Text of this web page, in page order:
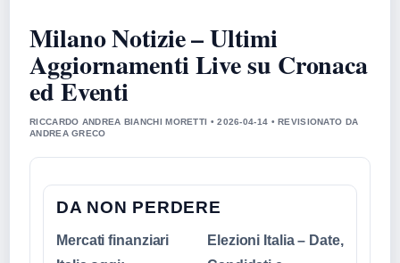
Milano Notizie – Ultimi
Aggiornamenti Live su Cronaca
ed Eventi
RICCARDO ANDREA BIANCHI MORETTI • 2026-04-14 • REVISIONATO DA
ANDREA GRECO
DA NON PERDERE
Mercati finanziari
Elezioni Italia – Date,